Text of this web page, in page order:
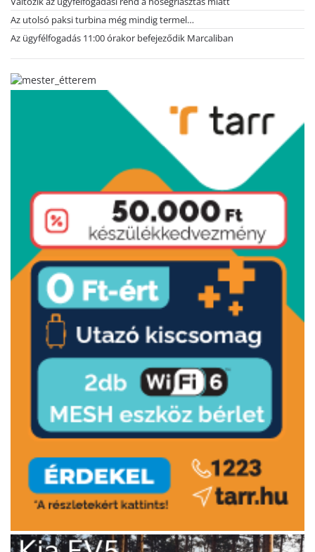
Az utolsó paksi turbina még mindig termel…
Az ügyfélfogadás 11:00 órakor befejeződik Marcaliban